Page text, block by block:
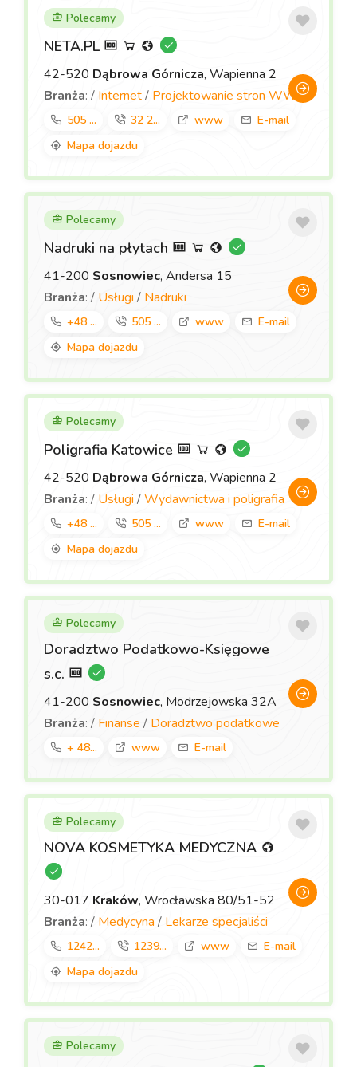
Polecamy
NETA.PL
42-520 Dąbrowa Górnicza, Wapienna 2
Branża: / Internet/ Projektowanie stron WWW
505 ... 32 2... www
E-mail
Mapa dojazdu
Polecamy
Nadruki na płytach
41-200 Sosnowiec, Andersa 15
Branża: / Usługi / Nadruki
+48 ... 505 ... www
E-mail
Mapa dojazdu
Polecamy
Poligrafia Katowice
42-520 Dąbrowa Górnicza, Wapienna 2
Branża: / Usługi /Wydawnictwa i poligrafia
+48 ... 505 ... www
E-mail
Mapa dojazdu
Polecamy
Doradztwo Podatkowo-Księgowe
s.c.
41-200 Sosnowiec, Modrzejowska 32A
Branża: / Finanse / Doradztwo podatkowe
+ 48... www E-mail
Polecamy
NOVA KOSMETYKA MEDYCZNA
30-017 Kraków, Wrocławska 80/51-52
Branża: / Medycyna / Lekarze specjaliści
1242... 1239... www
E-mail
Mapa dojazdu
Polecamy